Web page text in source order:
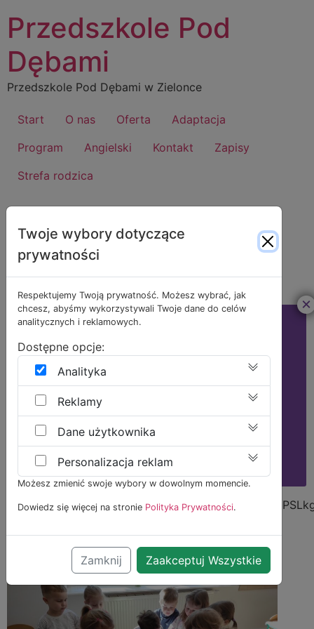
Przedszkole Pod
Dębami
Przedszkole Pod Dębami w Zielonce
Start O nas Oferta
Adaptacja
Program
Angielski Kontakt
Zapisy
Strefa rodzica
Dzień:2026-05-11
Dzień Flagi
https://youtu.be/_wDcEV9ZGRohttps://youtu.be/
Dzień Ziemi
Rekrutacja
Rekrutacja do Żłobka i Przedszkola 2026/2027
Zapraszamy do zapisów przez Formularz
Rekrutacyjny w zakładce Zapisy!
https://przedszkolepoddebami.com/zapisy/
×
Twoje wybory dotyczące
prywatności
Respektujemy Twoją prywatność. Możesz wybrać, jak
chcesz, abyśmy wykorzystywali Twoje dane do celów
analitycznych i reklamowych.
Dostępne opcje:
Analityka
Reklamy
Dane użytkownika
Personalizacja reklam
Możesz zmienić swoje wybory w dowolnym momencie.
Dowiedz się więcej na stronie Polityka Prywatności.
Zamknij Zaakceptuj Wszystkie